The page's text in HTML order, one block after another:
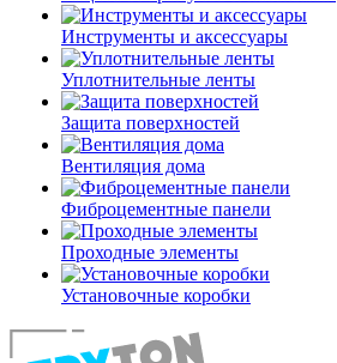
Инструменты и аксессуары
Уплотнительные ленты
Защита поверхностей
Вентиляция дома
Фиброцементные панели
Проходные элементы
Установочные коробки